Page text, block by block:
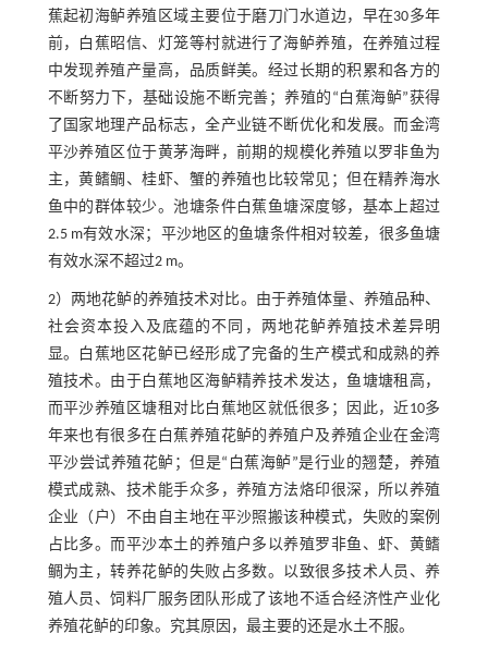
蕉起初海鲈养殖区域主要位于磨刀门水道边，早在30多年
前，白蕉昭信、灯笼等村就进行了海鲈养殖，在养殖过程
中发现养殖产量高，品质鲜美。经过长期的积累和各方的
不断努力下，基础设施不断完善；养殖的“白蕉海鲈”获得
了国家地理产品标志，全产业链不断优化和发展。而金湾
平沙养殖区位于黄茅海畔，前期的规模化养殖以罗非鱼为
主，黄鳍鲷、桂虾、蟹的养殖也比较常见；但在精养海水
鱼中的群体较少。池塘条件白蕉鱼塘深度够，基本上超过
2.5 m有效水深；平沙地区的鱼塘条件相对较差，很多鱼塘
有效水深不超过2 m。
2）两地花鲈的养殖技术对比。由于养殖体量、养殖品种、
社会资本投入及底蕴的不同，两地花鲈养殖技术差异明
显。白蕉地区花鲈已经形成了完备的生产模式和成熟的养
殖技术。由于白蕉地区海鲈精养技术发达，鱼塘塘租高，
而平沙养殖区塘租对比白蕉地区就低很多；因此，近10多
年来也有很多在白蕉养殖花鲈的养殖户及养殖企业在金湾
平沙尝试养殖花鲈；但是“白蕉海鲈”是行业的翘楚，养殖
模式成熟、技术能手众多，养殖方法烙印很深，所以养殖
企业（户）不由自主地在平沙照搬该种模式，失败的案例
占比多。而平沙本土的养殖户多以养殖罗非鱼、虾、黄鳍
鲷为主，转养花鲈的失败占多数。以致很多技术人员、养
殖人员、饲料厂服务团队形成了该地不适合经济性产业化
养殖花鲈的印象。究其原因，最主要的还是水土不服。